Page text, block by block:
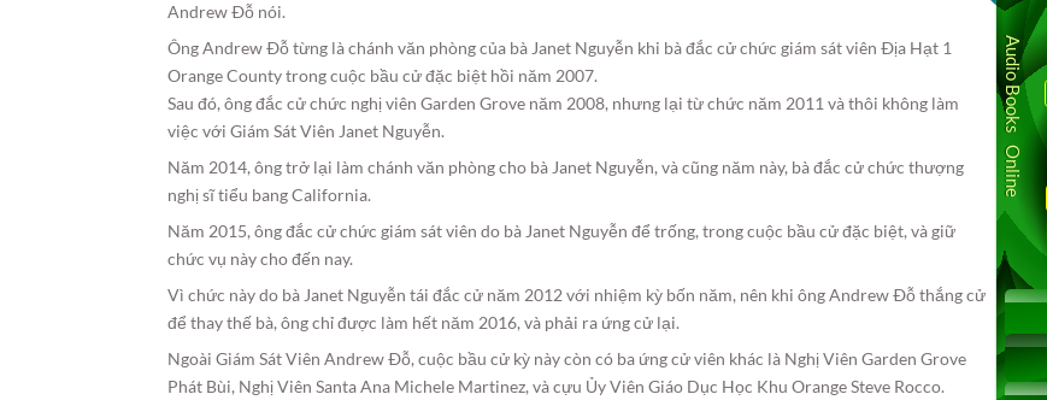
Andrew Ðỗ nói.
Ông Andrew Ðỗ từng là chánh văn phòng của bà Janet Nguyễn khi bà đắc cử chức giám sát viên Ðịa Hạt 1
Orange County trong cuộc bầu cử đặc biệt hồi năm 2007.
Sau đó, ông đắc cử chức nghị viên Garden Grove năm 2008, nhưng lại từ chức năm 2011 và thôi không làm
việc với Giám Sát Viên Janet Nguyễn.
Năm 2014, ông trở lại làm chánh văn phòng cho bà Janet Nguyễn, và cũng năm này, bà đắc cử chức thượng
nghị sĩ tiểu bang California.
Năm 2015, ông đắc cử chức giám sát viên do bà Janet Nguyễn để trống, trong cuộc bầu cử đặc biệt, và giữ
chức vụ này cho đến nay.
Vì chức này do bà Janet Nguyễn tái đắc cử năm 2012 với nhiệm kỳ bốn năm, nên khi ông Andrew Ðỗ thắng cử
để thay thế bà, ông chỉ được làm hết năm 2016, và phải ra ứng cử lại.
Ngoài Giám Sát Viên Andrew Ðỗ, cuộc bầu cử kỳ này còn có ba ứng cử viên khác là Nghị Viên Garden Grove
Phát Bùi, Nghị Viên Santa Ana Michele Martinez, và cựu Ủy Viên Giáo Dục Học Khu Orange Steve Rocco.
Audio Books Online